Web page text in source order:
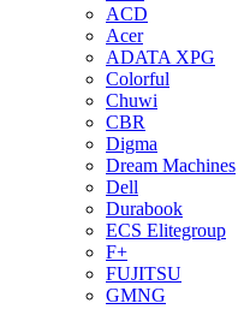
ACD
Acer
ADATA XPG
Colorful
Chuwi
CBR
Digma
Dream Machines
Dell
Durabook
ECS Elitegroup
F+
FUJITSU
GMNG